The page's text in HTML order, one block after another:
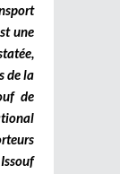
une
de la
de